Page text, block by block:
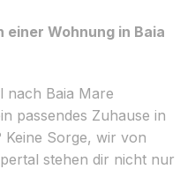
Wohnung in Baia
nach Baia Mare
passendes Zuhause in
Keine Sorge, wir von
stehen dir nicht nur